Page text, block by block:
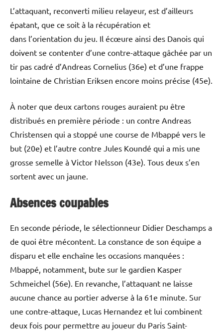
L’attaquant, reconverti milieu relayeur, est d’ailleurs
épatant, que ce soit à la récupération et
dans l’orientation du jeu. Il écœure ainsi des Danois qui
doivent se contenter d’une contre-attaque gâchée par un
tir pas cadré d’Andreas Cornelius (36e) et d’une frappe
lointaine de Christian Eriksen encore moins précise (45e).
À noter que deux cartons rouges auraient pu être
distribués en première période : un contre Andreas
Christensen qui a stoppé une course de Mbappé vers le
but (20e) et l’autre contre Jules Koundé qui a mis une
grosse semelle à Victor Nelsson (43e). Tous deux s’en
sortent avec un jaune.
Absences coupables
En seconde période, le sélectionneur Didier Deschamps a
de quoi être mécontent. La constance de son équipe a
disparu et elle enchaîne les occasions manquées :
Mbappé, notamment, bute sur le gardien Kasper
Schmeichel (56e). En revanche, l’attaquant ne laisse
aucune chance au portier adverse à la 61e minute. Sur
une contre-attaque, Lucas Hernandez et lui combinent
deux fois pour permettre au joueur du Paris Saint-